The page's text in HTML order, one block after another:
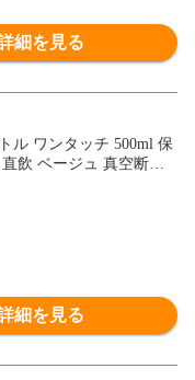
細を見る
ル ワンタッチ 500ml 保
飲 ベージュ 真空断熱
THERMOS
細を見る